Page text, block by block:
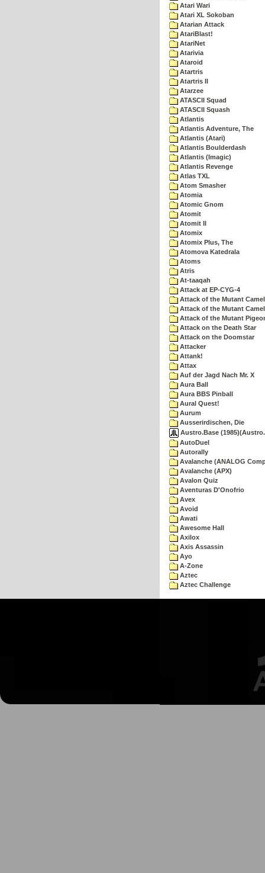
Atari Wari
Atari XL Sokoban
Atarian Attack
AtariBlast!
AtariNet
Atarivia
Ataroid
Atartris
Atartris II
Atarzee
ATASCII Squad
ATASCII Squash
Atlantis
Atlantis Adventure, The
Atlantis (Atari)
Atlantis Boulderdash
Atlantis (Imagic)
Atlantis Revenge
Atlas TXL
Atom Smasher
Atomia
Atomic Gnom
Atomit
Atomit II
Atomix
Atomix Plus, The
Atomova Katedrala
Atoms
Atris
At-taaqah
Attack at EP-CYG-4
Attack of the Mutant
Attack of the Mutant
Attack of the Mutant
Attack on the Death Star
Attack on the Doomstar
Attacker
Attank!
Attax
Auf der Jagd Nach Mr. X
Aura Ball
Aura BBS Pinball
Aural Quest!
Aurum
Ausserirdischen, Die
Austro.Base
AutoDuel
Autorally
Avalanche (ANALOG
Avalanche (APX)
Avalon Quiz
Aventuras D'Onofrio
Avex
Avoid
Awati
Awesome Hall
Axilox
Axis Assassin
Ayo
A-Zone
Aztec
Aztec Challenge